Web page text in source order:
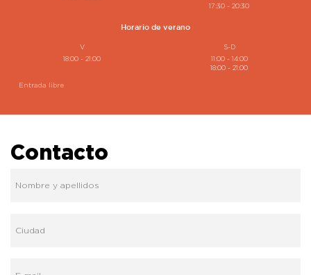
17:30 - 20:30
Horario de verano
V
18:00 - 21:00
S-D
11:00 - 14:00
18:00 - 21:00
Entrada libre
Contacto